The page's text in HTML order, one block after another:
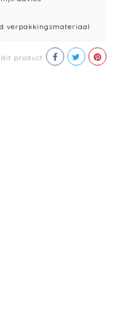
verpakkingsmateriaal
dit product